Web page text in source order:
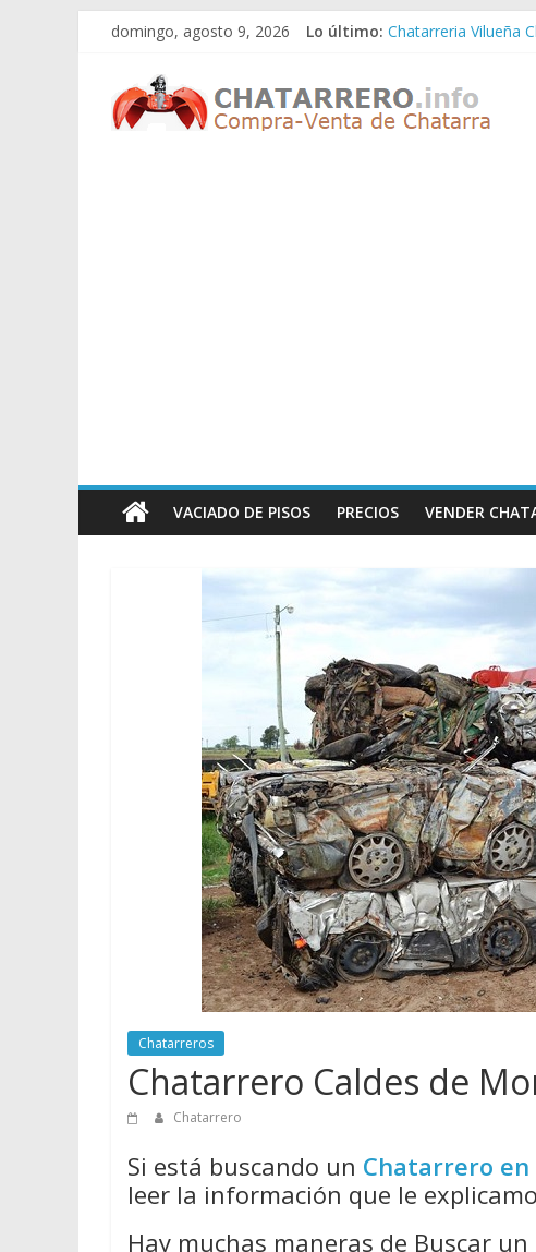
Saltar
contenido
domingo, agosto 9, 2026 Lo último: Chatarreria Vilueña
Chatarreria Zaida
Chatarreria
Chatarreros
vender
ChatarraVACIADO DE PISOS PRECIOS VENDER
Chatarreros
Chatarrero Caldes de
Chatarrero
Si está buscando un Chatarrero
leer la información que le
Hay muchas maneras de Buscar